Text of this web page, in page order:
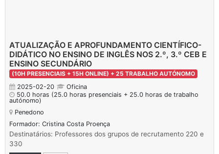
ATUALIZAÇÃO E APROFUNDAMENTO CIENTÍFICO-
DIDÁTICO NO ENSINO DE INGLÊS NOS 2.º, 3.º CEB E
ENSINO SECUNDÁRIO
(10H PRESENCIAIS + 15H ONLINE) + 25 TRABALHO AUTÓNOMO
2025-02-20
Oficina
50.0 horas (25.0 horas presenciais + 25.0 horas de trabalho
autónomo)
Penedono
Formador: Cristina Costa Proença
Destinatários: Professores dos grupos de recrutamento 220 e
330